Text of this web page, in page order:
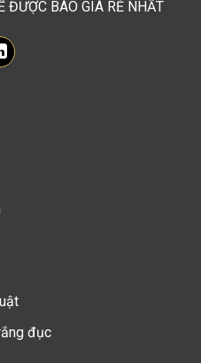
ĐƯỢC BÁO GIÁ RẺ NHẤT
đục